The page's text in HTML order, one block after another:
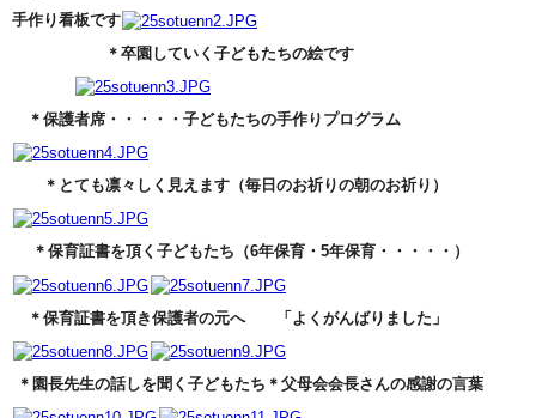
手作り看板です
＊卒園していく子どもたちの絵です
＊保護者席・・・・・子どもたちの手作りプログラム
＊とても凛々しく見えます（毎日のお祈りの朝のお祈り）
＊保育証書を頂く子どもたち（6年保育・5年保育・・・・・）
＊保育証書を頂き保護者の元へ 「よくがんばりました」
＊園長先生の話しを聞く子どもたち＊父母会会長さんの感謝の言葉